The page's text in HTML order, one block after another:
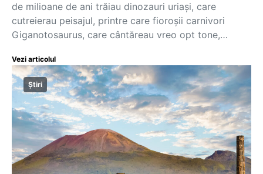
de milioane de ani trăiau dinozauri uriași, care
cutreierau peisajul, printre care fioroșii carnivori
Giganotosaurus, care cântăreau vreo opt tone,…
Vezi articolul
Știri